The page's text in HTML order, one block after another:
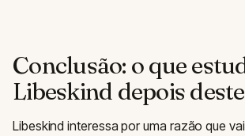
Conclusão: o que
Libeskind depois
Libeskind interessa por uma razão que